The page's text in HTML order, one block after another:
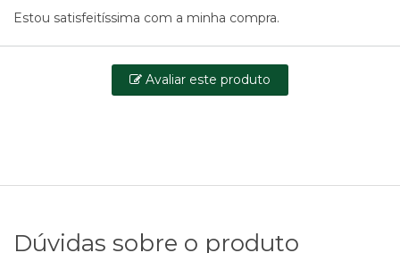
Estou satisfeitíssima com a minha compra.
Avaliar este produto
Dúvidas sobre o produto